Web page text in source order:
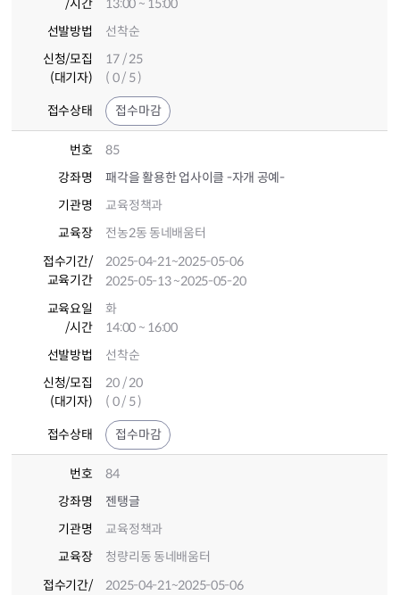
/시간
13:00 ~ 15:00
선발방법
선착순
신청/모집
(대기자)
17 / 25
( 0 / 5 )
접수상태 접수마감
번호
85
강좌명
패각을 활용한 업사이클 -자개 공예-
기관명
교육정책과
교육장
전농2동 동네배움터
접수기간/
교육기간
2025-04-21~2025-05-06
2025-05-13~2025-05-20
교육요일
/시간
화
14:00 ~ 16:00
선발방법
선착순
신청/모집
(대기자)
20 / 20
( 0 / 5 )
접수상태 접수마감
번호
84
강좌명
젠탱글
기관명
교육정책과
교육장
청량리동 동네배움터
접수기간/
2025-04-21~2025-05-06